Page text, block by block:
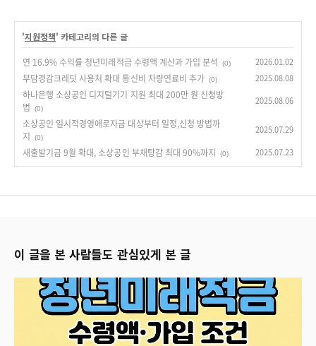
'지원정책' 카테고리의 다른 글
연 16.9% 수익률 청년미래적금 수령액 계산과 가입 분석 (0) 2026.01.02
부담경감크레딧 사용처 확대 통신비 차량연료비 추가 (0) 2025.08.08
하나은행 소상공인 디지털기기 지원 최대 200만 원 신청방
법
(0)
2025.08.06
소상공인 일시적경영애로자금 대상부터 일정,신청 방법까
지
(0)
2025.07.29
새출발기금 9월 확대, 소상공인 부채탕감 최대 90%까지 (0) 2025.07.23
이 글을 본 사람들도 관심있게 본 글